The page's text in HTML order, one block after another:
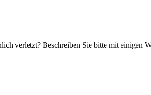
verletzt? Beschreiben Sie bitte mit einigen